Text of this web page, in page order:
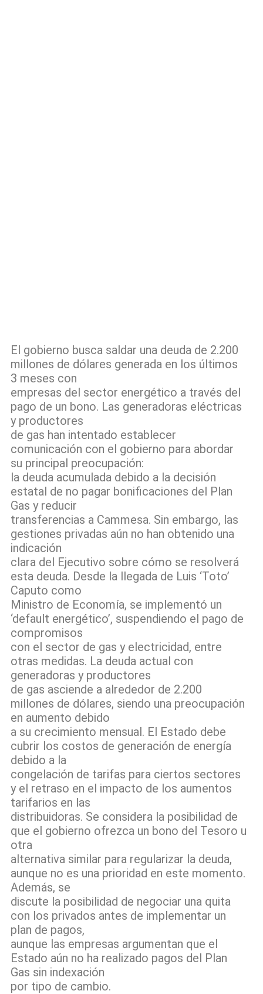
El gobierno busca saldar una deuda de 2.200
millones de dólares generada en los últimos
3 meses con
empresas del sector energético a través del
pago de un bono. Las generadoras eléctricas
y productores
de gas han intentado establecer
comunicación con el gobierno para abordar
su principal preocupación:
la deuda acumulada debido a la decisión
estatal de no pagar bonificaciones del Plan
Gas y reducir
transferencias a Cammesa. Sin embargo, las
gestiones privadas aún no han obtenido una
indicación
clara del Ejecutivo sobre cómo se resolverá
esta deuda. Desde la llegada de Luis ‘Toto’
Caputo como
Ministro de Economía, se implementó un
‘default energético’, suspendiendo el pago de
compromisos
con el sector de gas y electricidad, entre
otras medidas. La deuda actual con
generadoras y productores
de gas asciende a alrededor de 2.200
millones de dólares, siendo una preocupación
en aumento debido
a su crecimiento mensual. El Estado debe
cubrir los costos de generación de energía
debido a la
congelación de tarifas para ciertos sectores
y el retraso en el impacto de los aumentos
tarifarios en las
distribuidoras. Se considera la posibilidad de
que el gobierno ofrezca un bono del Tesoro u
otra
alternativa similar para regularizar la deuda,
aunque no es una prioridad en este momento.
Además, se
discute la posibilidad de negociar una quita
con los privados antes de implementar un
plan de pagos,
aunque las empresas argumentan que el
Estado aún no ha realizado pagos del Plan
Gas sin indexación
por tipo de cambio.